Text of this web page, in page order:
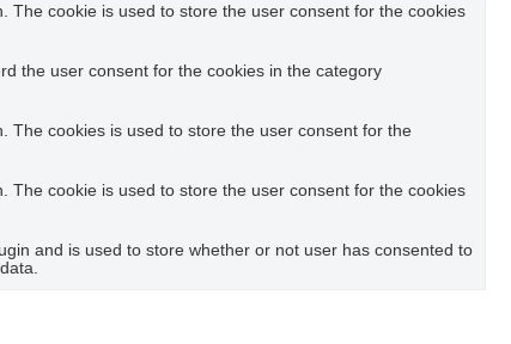
The cookie is used to store the user consent for the cookies
the user consent for the cookies in the category
The cookies is used to store the user consent for the
The cookie is used to store the user consent for the cookies
and is used to store whether or not user has consented to